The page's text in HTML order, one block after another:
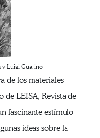
y Luigi Guarino
de los materiales
de LEISA, Revista de
fascinante estímulo
ideas sobre la